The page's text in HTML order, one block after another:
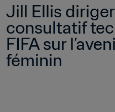
Jill Ellis
consultatif
FIFA sur
féminin